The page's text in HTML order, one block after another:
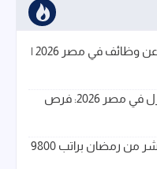
أفضل 10 مواقع للبحث عن وظائف في مصر 2026 |
وظائف للعمل من المنزل في مصر 2026: فرص
وظائف عمال إنتاج بالعاشر من رمضان براتب 9800